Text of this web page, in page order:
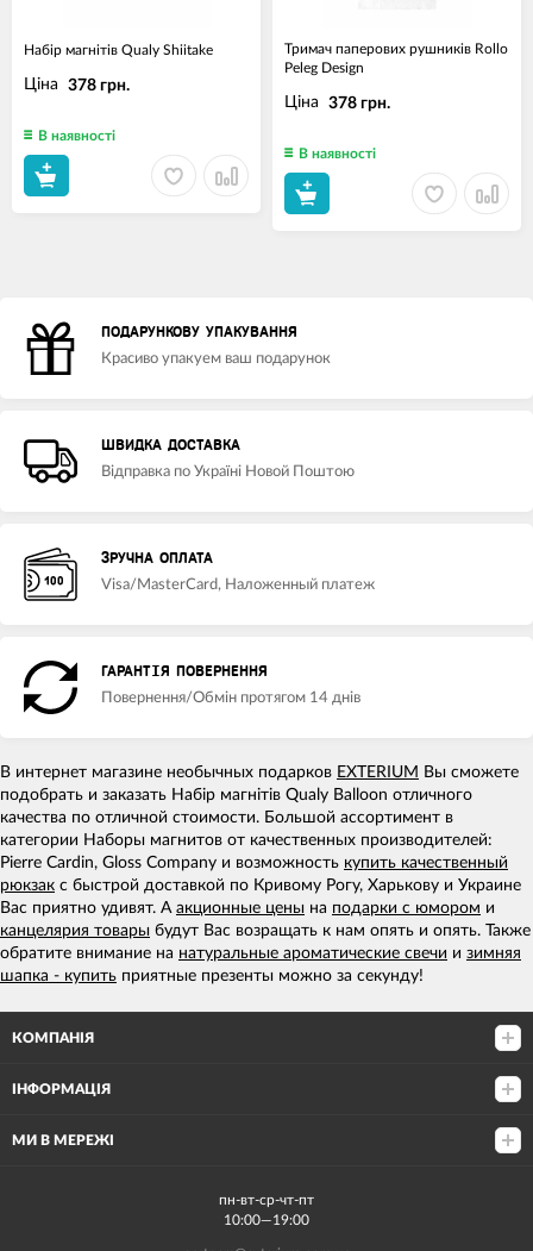
Набір магнітів Qualy Shiitake
Ціна 378 грн.
В наявності
Тримач паперових рушників Rollo
Peleg Design
Ціна 378 грн.
В наявності
ПОДАРУНКОВУ УПАКУВАННЯ
Красиво упакуем ваш подарунок
ШВИДКА ДОСТАВКА
Відправка по Україні Новой Поштою
ЗРУЧНА ОПЛАТА
Visa/MasterCard, Наложенный платеж
ГАРАНТІЯ ПОВЕРНЕННЯ
Повернення/Обмін протягом 14 днів
В интернет магазине необычных подарков EXTERIUM Вы сможете
подобрать и заказать Набір магнітів Qualy Balloon отличного
качества по отличной стоимости. Большой ассортимент в
категории Наборы магнитов от качественных производителей:
Pierre Cardin, Gloss Company и возможность купить качественный
рюкзак с быстрой доставкой по Кривому Рогу, Харькову и Украине
Вас приятно удивят. А акционные цены на подарки с юмором и
канцелярия товары будут Вас возращать к нам опять и опять. Также
обратите внимание на натуральные ароматические свечи и зимняя
шапка - купить приятные презенты можно за секунду!
КОМПАНІЯ
ІНФОРМАЦІЯ
МИ В МЕРЕЖІ
пн-вт-ср-чт-пт
10:00—19:00